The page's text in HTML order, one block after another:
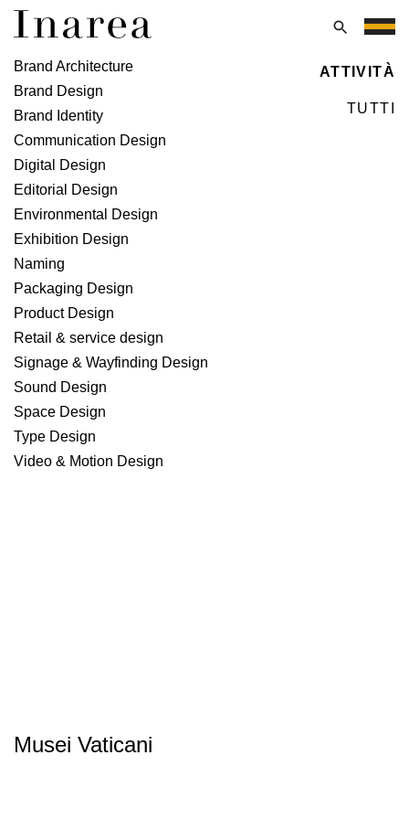
Vai
contenuto
Menu
Digital Design ATTIVITÀ
TUTTI
Brand Architecture
Brand Design
Brand Identity
Communication Design
Digital Design
Editorial Design
Environmental Design
Exhibition Design
Naming
Packaging Design
Product Design
Retail & service design
Signage & Wayfinding Design
Sound Design
Space Design
Type Design
Video & Motion Design
Musei Vaticani